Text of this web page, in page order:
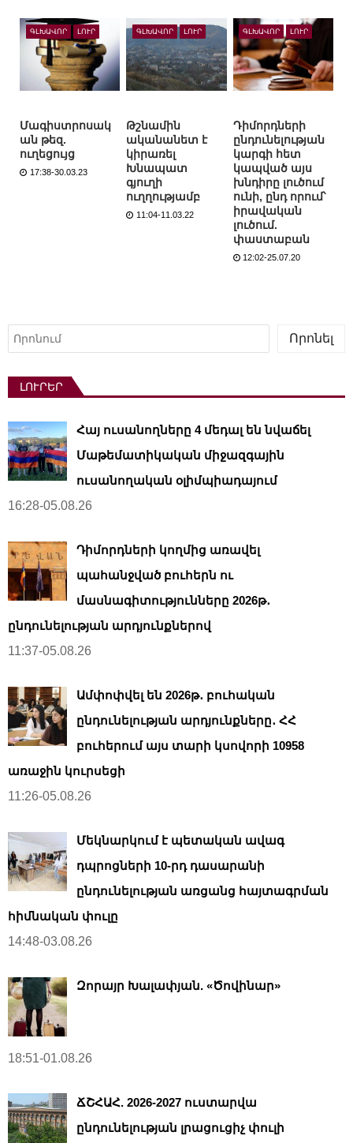
ԳԼԽԱՎՈՐ ԼՈՒՐ
Մագիստրոսակ
ան թեզ.
ուղեցույց
17:38-30.03.23
ԳԼԽԱՎՈՐ ԼՈՒՐ
Թշնամին
ականանետ է
կիրառել
Խնապատ
գյուղի
ուղղությամբ
11:04-11.03.22
ԳԼԽԱՎՈՐ ԼՈՒՐ
Դիմորդների
ընդունելության
կարգի հետ
կապված այս
խնդիրը լուծում
ունի, ընդ որում՝
իրավական
լուծում.
փաստաբան
12:02-25.07.20
Որոնել
Որոնել
ԼՈՒՐԵՐ
Հայ ուսանողները 4 մեդալ են նվաճել
Մաթեմատիկական միջազգային
ուսանողական օլիմպիադայում
16:28-05.08.26
Դիմորդների կողմից առավել
պահանջված բուհերն ու
մասնագիտությունները 2026թ․
ընդունելության արդյունքներով
11:37-05.08.26
Ամփոփվել են 2026թ․ բուհական
ընդունելության արդյունքները․ ՀՀ
բուհերում այս տարի կսովորի 10958
առաջին կուրսեցի
11:26-05.08.26
Մեկնարկում է պետական ավագ
դպրոցների 10-րդ դասարանի
ընդունելության առցանց հայտագրման
հիմնական փուլը
14:48-03.08.26
Զորայր Խալափյան. «Ծովինար»
18:51-01.08.26
ՃՇՀԱՀ. 2026-2027 ուստարվա
ընդունելության լրացուցիչ փուլի